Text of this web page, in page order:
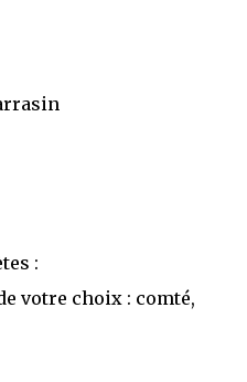
:
votre choix : comté,